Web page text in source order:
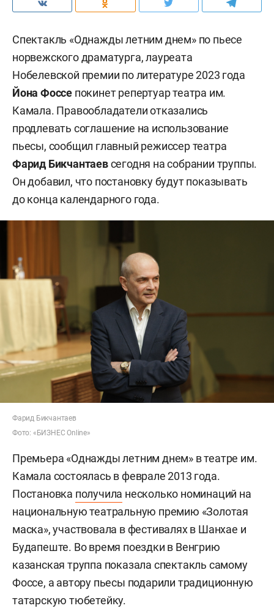
Спектакль «Однажды летним днем» по пьесе
норвежского драматурга, лауреата
Нобелевской премии по литературе 2023 года
Йона Фоссе покинет репертуар театра им.
Камала. Правообладатели отказались
продлевать соглашение на использование
пьесы, сообщил главный режиссер театра
Фарид Бикчантаевсегодня на собрании труппы.
Он добавил, что постановку будут показывать
до конца календарного года.
Фарид Бикчантаев
Фото: «БИЗНЕС Online»
Премьера «Однажды летним днем» в театре им.
Камала состоялась в феврале 2013 года.
Постановка получила несколько номинаций на
национальную театральную премию «Золотая
маска», участвовала в фестивалях в Шанхае и
Будапеште. Во время поездки в Венгрию
казанская труппа показала спектакль самому
Фоссе, а автору пьесы подарили традиционную
татарскую тюбетейку.